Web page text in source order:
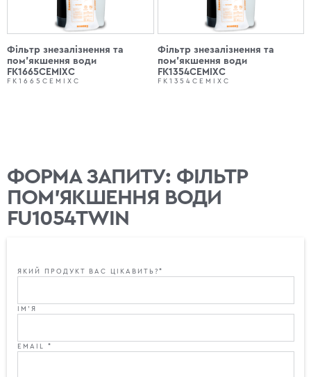
Фільтр знезалізнення та
пом'якшення води
FK1665CEMIXC
FK1665CEMIXC
Фільтр знезалізнення та
пом'якшення води
FK1354CEMIXC
FK1354CEMIXC
ФОРМА ЗАПИТУ: ФІЛЬТР
ПОМ'ЯКШЕННЯ ВОДИ
FU1054TWIN
ЯКИЙ ПРОДУКТ ВАС ЦІКАВИТЬ?*
ІМ'Я
EMAIL *